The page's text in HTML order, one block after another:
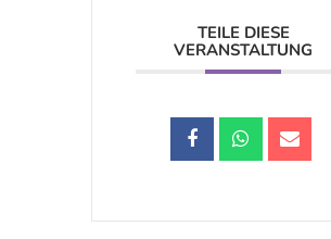
TEILE DIESE
VERANSTALTUNG